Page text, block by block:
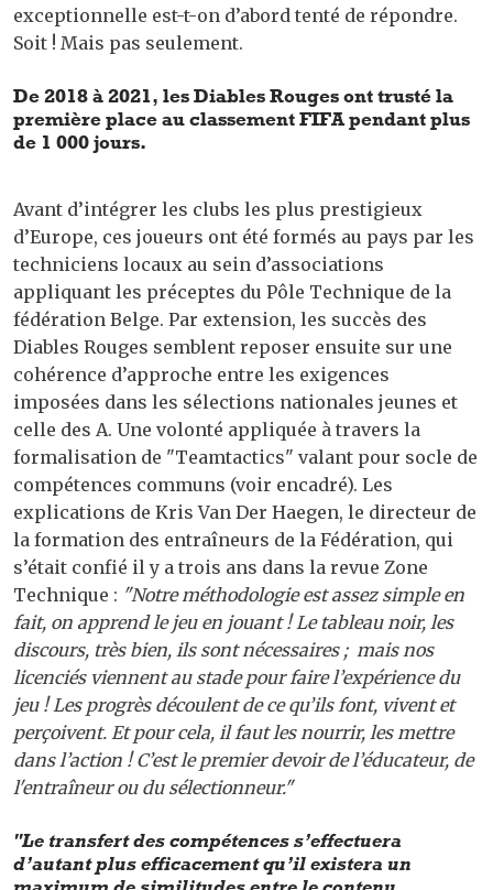
exceptionnelle est-t-on d’abord tenté de répondre.
Soit ! Mais pas seulement.
De 2018 à 2021, les Diables Rouges ont trusté la
première place au classement FIFA pendant plus
de 1 000 jours.
Avant d’intégrer les clubs les plus prestigieux
d’Europe, ces joueurs ont été formés au pays par les
techniciens locaux au sein d’associations
appliquant les préceptes du Pôle Technique de la
fédération Belge. Par extension, les succès des
Diables Rouges semblent reposer ensuite sur une
cohérence d’approche entre les exigences
imposées dans les sélections nationales jeunes et
celle des A. Une volonté appliquée à travers la
formalisation de "Teamtactics" valant pour socle de
compétences communs (voir encadré). Les
explications de Kris Van Der Haegen, le directeur de
la formation des entraîneurs de la Fédération, qui
s’était confié il y a trois ans dans la revue Zone
Technique : "Notre méthodologie est assez simple en
fait, on apprend le jeu en jouant ! Le tableau noir, les
discours, très bien, ils sont nécessaires ; mais nos
licenciés viennent au stade pour faire l’expérience du
jeu ! Les progrès découlent de ce qu’ils font, vivent et
perçoivent. Et pour cela, il faut les nourrir, les mettre
dans l’action ! C’est le premier devoir de l’éducateur, de
l'entraîneur ou du sélectionneur."
"Le transfert des compétences s’effectuera
d’autant plus efficacement qu’il existera un